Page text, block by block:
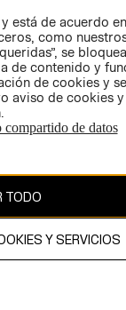
copyright y es
está de acuerdo
como
se
de contenido y
de cookies y
aviso de cookies
de datos
TODO
Y SERVICIOS